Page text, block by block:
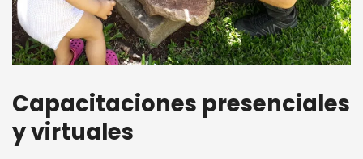
Capacitaciones presenciales
y virtuales